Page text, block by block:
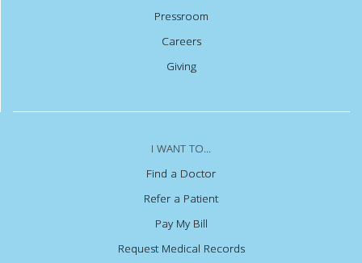
Pressroom
Careers
Giving
I WANT TO...
Find a Doctor
Refer a Patient
Pay My Bill
Request Medical Records